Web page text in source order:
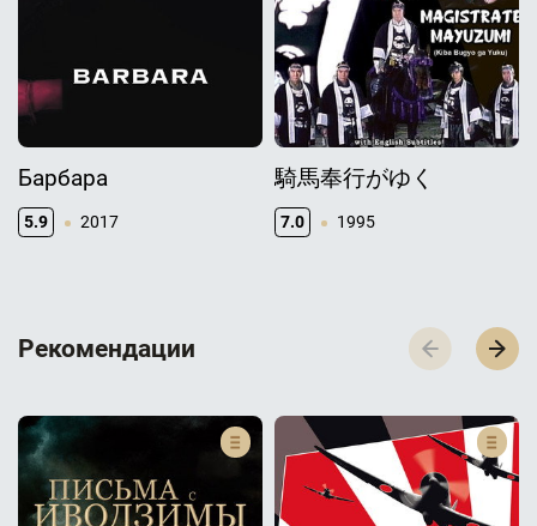
Барбара
5.9 2017
騎馬奉行がゆく
7.0 1995
Р­­­е­­­к­­­о­­­м­­­е­­­н­­­д­­­а­­­ц­­­и­­­и